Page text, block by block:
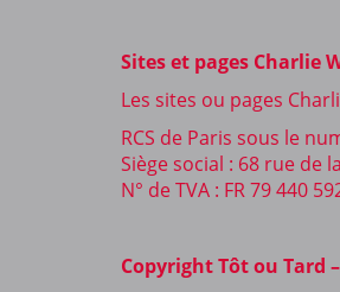
Sites et pages Charlie
Les sites ou pages
RCS de Paris sous le
Siège social : 68 rue de
N° de TVA : FR 79 440
Copyright Tôt ou Tard